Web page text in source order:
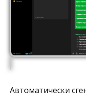
Автоматически